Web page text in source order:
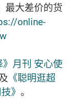
最大差价的货
online-
》月刊 安心使
《聪明逛超
》 。